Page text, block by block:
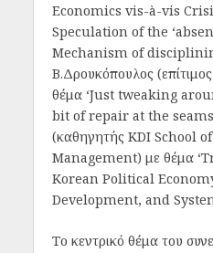
Economics vis-à-vis
Speculation of the
Mechanism of
Β.Δρουκόπουλος
θέμα ‘Just tweaking
bit of repair at the
(καθηγητής KDI School
Management) με θέμα
Korean Political
Development, and
Το κεντρικό θέμα του